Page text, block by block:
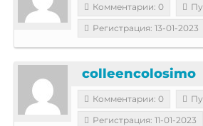
Комментарии: 0
Регистрация: 13-01-2023
colleencolosimo
Комментарии: 0
Регистрация: 11-01-2023